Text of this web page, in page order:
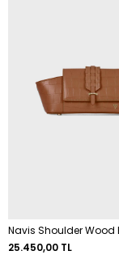
Navis Shoulder Wood
25.450,00 TL